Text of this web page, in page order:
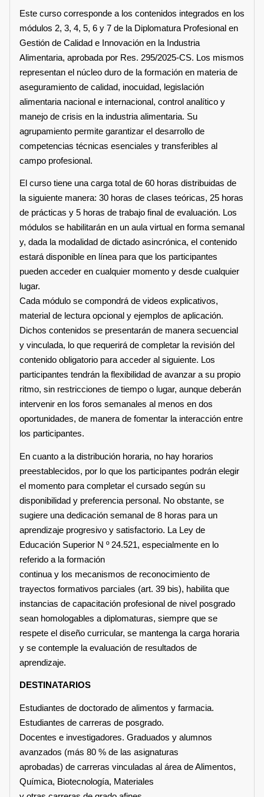
Este curso corresponde a los contenidos integrados en los
módulos 2, 3, 4, 5, 6 y 7 de la Diplomatura Profesional en
Gestión de Calidad e Innovación en la Industria
Alimentaria, aprobada por Res. 295/2025-CS. Los mismos
representan el núcleo duro de la formación en materia de
aseguramiento de calidad, inocuidad, legislación
alimentaria nacional e internacional, control analítico y
manejo de crisis en la industria alimentaria. Su
agrupamiento permite garantizar el desarrollo de
competencias técnicas esenciales y transferibles al
campo profesional.
El curso tiene una carga total de 60 horas distribuidas de
la siguiente manera: 30 horas de clases teóricas, 25 horas
de prácticas y 5 horas de trabajo final de evaluación. Los
módulos se habilitarán en un aula virtual en forma semanal
y, dada la modalidad de dictado asincrónica, el contenido
estará disponible en línea para que los participantes
pueden acceder en cualquier momento y desde cualquier
lugar.
Cada módulo se compondrá de videos explicativos,
material de lectura opcional y ejemplos de aplicación.
Dichos contenidos se presentarán de manera secuencial
y vinculada, lo que requerirá de completar la revisión del
contenido obligatorio para acceder al siguiente. Los
participantes tendrán la flexibilidad de avanzar a su propio
ritmo, sin restricciones de tiempo o lugar, aunque deberán
intervenir en los foros semanales al menos en dos
oportunidades, de manera de fomentar la interacción entre
los participantes.
En cuanto a la distribución horaria, no hay horarios
preestablecidos, por lo que los participantes podrán elegir
el momento para completar el cursado según su
disponibilidad y preferencia personal. No obstante, se
sugiere una dedicación semanal de 8 horas para un
aprendizaje progresivo y satisfactorio. La Ley de
Educación Superior N º 24.521, especialmente en lo
referido a la formación
continua y los mecanismos de reconocimiento de
trayectos formativos parciales (art. 39 bis), habilita que
instancias de capacitación profesional de nivel posgrado
sean homologables a diplomaturas, siempre que se
respete el diseño curricular, se mantenga la carga horaria
y se contemple la evaluación de resultados de
aprendizaje.
DESTINATARIOS
Estudiantes de doctorado de alimentos y farmacia.
Estudiantes de carreras de posgrado.
Docentes e investigadores. Graduados y alumnos
avanzados (más 80 % de las asignaturas
aprobadas) de carreras vinculadas al área de Alimentos,
Química, Biotecnología, Materiales